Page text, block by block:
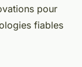
pour
fiables